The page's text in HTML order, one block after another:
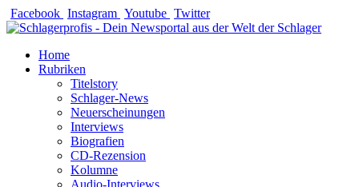
Zum
Inhalt
Facebook Instagram Youtube Twitter
Home
Rubriken
Titelstory
Schlager-News
Neuerscheinungen
Interviews
Biografien
CD-Rezension
Kolumne
Audio-Interviews